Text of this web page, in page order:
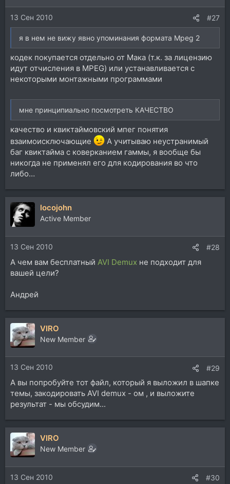
13 Сен 2010 #27
я в нем не вижу явно упоминания формата Mpeg 2
кодек покупается отдельно от Мака (т.к. за лицензию
идут отчисления в MPEG) или устанавливается с
некоторыми монтажными программами
мне принципиально посмотреть КАЧЕСТВО
качество и квиктаймовский мпег понятия
взаимоисключающие
А учитываю неустранимый
баг квиктайма с коверканием гаммы, я вообще бы
никогда не применял его для кодирования во что
либо…
locojohn
Active Member
13 Сен 2010 #28
А чем вам бесплатный AVI Demux не подходит для
вашей цели?
Андрей
VIRO
New Member
13 Сен 2010 #29
А вы попробуйте тот файл, который я выложил в шапке
темы, закодировать AVI demux - ом , и выложите
результат - мы обсудим...
VIRO
New Member
13 Сен 2010 #30